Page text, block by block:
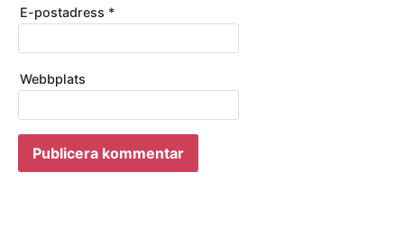
E-postadress *
Webbplats